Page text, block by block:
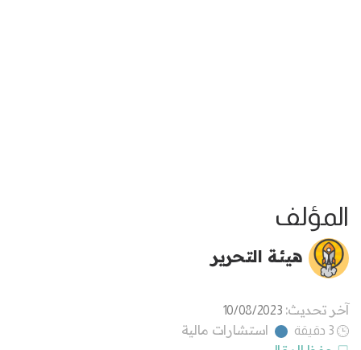
المؤلف
هيئة التحرير
آخر تحديث: 10/08/2023
3 دقيقة
استشارات مالية